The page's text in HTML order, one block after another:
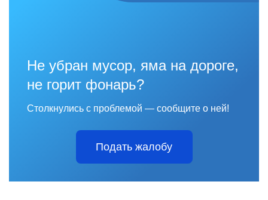
Не убран мусор, яма на дороге,
не горит фонарь?
Столкнулись с проблемой — сообщите о ней!
Подать жалобу